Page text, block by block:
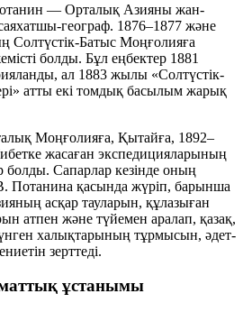
— Орталық Азияны жан-
географ. 1876–1877 және
Солтүстік-Батыс Моңғолияға
болды. Бұл еңбектер 1881
ал 1883 жылы «Солтүстік-
атты екі томдық басылым жарық
Моңғолияға, Қытайға, 1892–
жасаған экспедицияларының
болды. Сапарлар кезінде оның
Потанина қасында жүріп, барынша
асқар тауларын, құлазыған
атпен және түйемен аралап, қазақ,
халықтарының тұрмысын, әдет-
зерттеді.
ұстанымы